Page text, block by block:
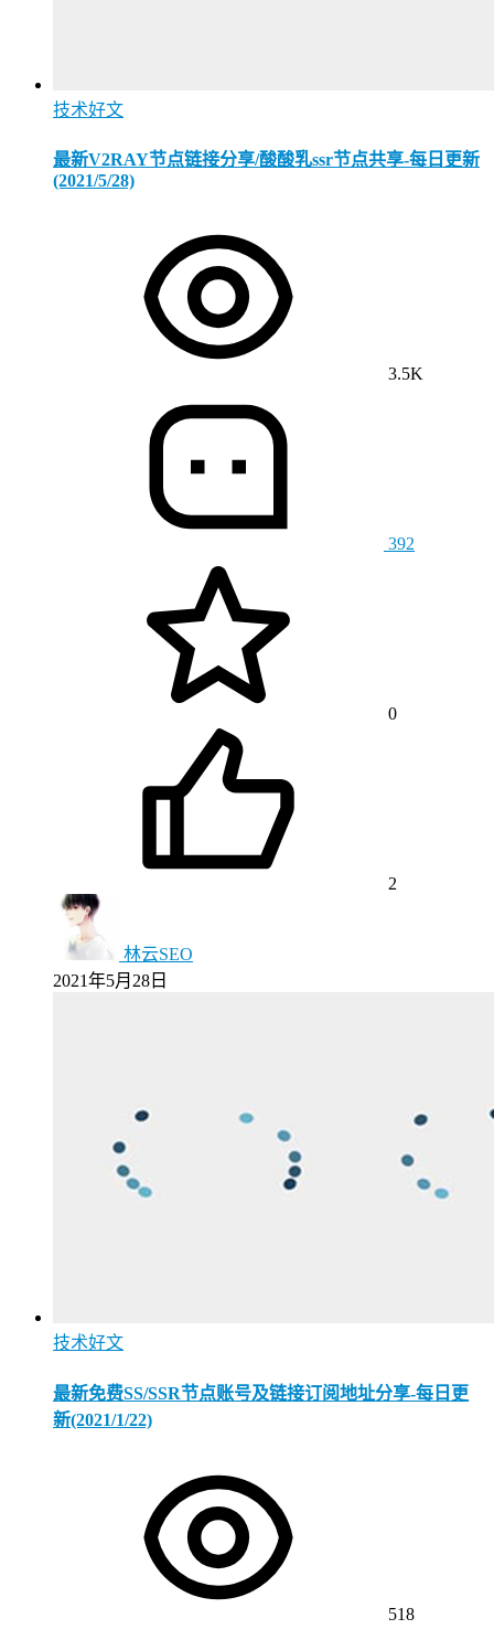
技术好文
最新V2RAY节点链接分享/酸酸乳ssr节点共享-每日更新
(2021/5/28)
3.5K
392
0
2
林云SEO
2021年5月28日
技术好文
最新免费SS/SSR节点账号及链接订阅地址分享-每日更
新(2021/1/22)
518